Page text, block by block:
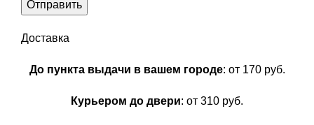
Доставка
До пункта выдачи в вашем городе: от 170 руб.
Курьером до двери: от 310 руб.